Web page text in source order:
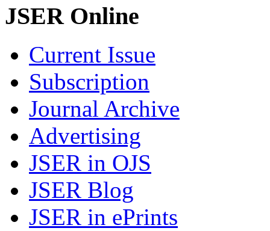
JSER Online
Current Issue
Subscription
Journal Archive
Advertising
JSER in OJS
JSER Blog
JSER in ePrints